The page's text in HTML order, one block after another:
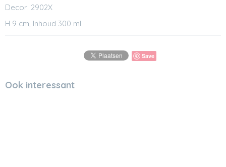
Decor: 2902X
H 9 cm, Inhoud 300 ml
Save
Ook interessant